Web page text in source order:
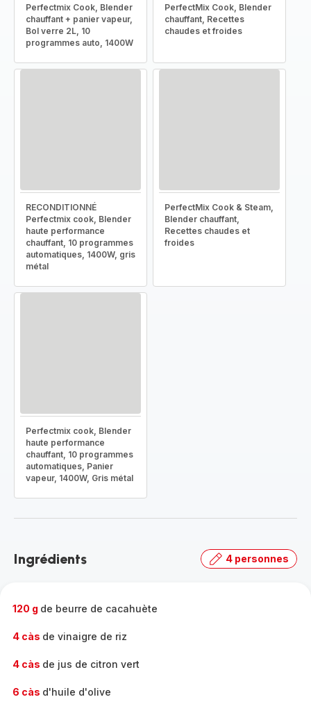
Perfectmix Cook, Blender
chauffant + panier vapeur,
Bol verre 2L, 10
programmes auto, 1400W
PerfectMix Cook, Blender
chauffant, Recettes
chaudes et froides
RECONDITIONNÉ
Perfectmix cook, Blender
haute performance
chauffant, 10 programmes
automatiques, 1400W, gris
métal
PerfectMix Cook & Steam,
Blender chauffant,
Recettes chaudes et
froides
Perfectmix cook, Blender
haute performance
chauffant, 10 programmes
automatiques, Panier
vapeur, 1400W, Gris métal
Ingrédients 4 personnes
120 g de beurre de cacahuète
4 càs de vinaigre de riz
4 càs de jus de citron vert
6 càs d'huile d'olive